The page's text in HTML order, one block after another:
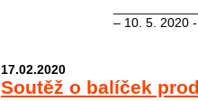
– 10. 5. 2020
17.02.2020
Soutěž o balíček